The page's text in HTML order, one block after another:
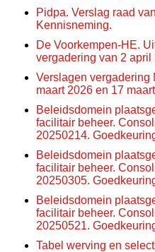
Pidpa. Verslag raad
Kennisneming.
De Voorkempen-HE.
vergadering van 2 april
Verslagen vergadering
maart 2026 en 17
Beleidsdomein
facilitair beheer.
20250214.
Beleidsdomein
facilitair beheer.
20250305.
Beleidsdomein
facilitair beheer.
20250521.
Tabel werving en